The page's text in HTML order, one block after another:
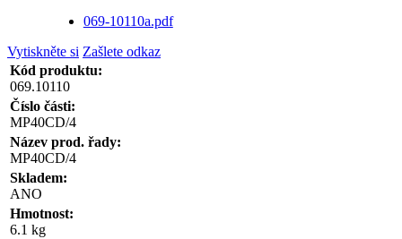
069-10110a.pdf
Vytiskněte si Zašlete odkaz
Kód produktu:
069.10110
Číslo části:
MP40CD/4
Název prod. řady:
MP40CD/4
Skladem:
ANO
Hmotnost:
6.1 kg